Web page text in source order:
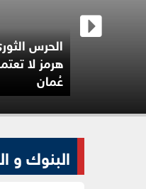
الحرس
هرمز لا
عُمان
البنوك و